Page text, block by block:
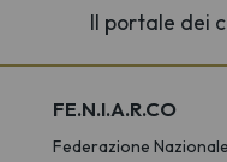
Il portale dei
FE.N.I.A.R.CO
Federazione